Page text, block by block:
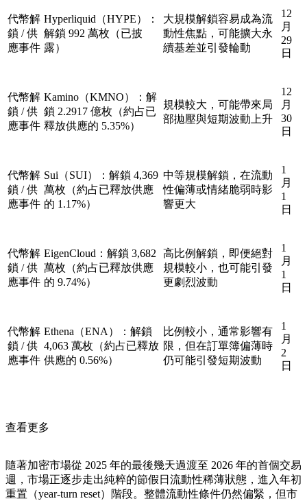
代幣解
鎖 / 供
應事件
Hyperliquid（HYPE）：
解鎖 992 萬枚（已披
露）
大規模解鎖容易成為流
動性焦點，可能擴大永
續基差並引發輪動
12
月
29
日
代幣解
鎖 / 供
應事件
Kamino（KMNO）：解
鎖 2.2917 億枚（約占已
釋放供應的 5.35%）
規模較大，可能帶來局
部拋壓與短期波動上升
12
月
30
日
代幣解
鎖 / 供
應事件
Sui（SUI）：解鎖 4,369
萬枚（約占已釋放供應
的 1.17%）
中等規模解鎖，在流動
性偏薄或情緒脆弱時影
響更大
1
月
1
日
代幣解
鎖 / 供
應事件
EigenCloud：解鎖 3,682
萬枚（約占已釋放供應
的 9.74%）
高比例解鎖，即便絕對
規模較小，也可能引發
更劇烈波動
1
月
1
日
代幣解
鎖 / 供
應事件
Ethena（ENA）：解鎖
4,063 萬枚（約占已釋放
供應的 0.56%）
比例較小，通常影響有
限，但在訂單簿偏薄時
仍可能引發短期波動
1
月
2
日
查看更多
隨著加密市場從 2025 年的最後幾天過渡至 2026 年的首個交易
週，市場正逐步走出純粹的節假日流動性稀薄狀態，進入年初
重置（year-turn reset）階段。整體流動性條件仍然偏緊，但市